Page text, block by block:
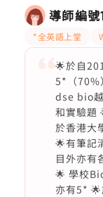
導師編號
*全英語上堂
🌟於自
5*（70%
dse bio
和實驗題
於香港大
🌟有筆記
目外亦有
🌟 學校
亦有5*